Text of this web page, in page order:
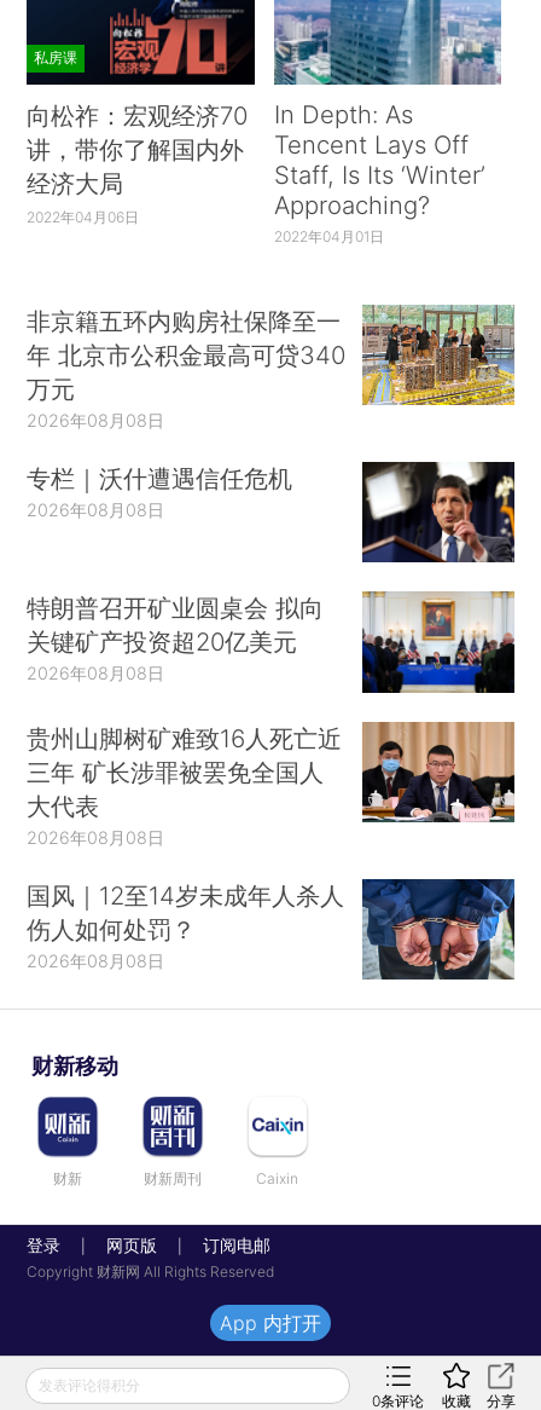
私房课
向松祚：宏观经济70
讲，带你了解国内外
经济大局
2022年04月06日
In Depth: As
Tencent Lays Off
Staff, Is Its ‘Winter’
Approaching?
2022年04月01日
非京籍五环内购房社保降至一
年 北京市公积金最高可贷340
万元
2026年08月08日
专栏｜沃什遭遇信任危机
2026年08月08日
特朗普召开矿业圆桌会 拟向
关键矿产投资超20亿美元
2026年08月08日
贵州山脚树矿难致16人死亡近
三年 矿长涉罪被罢免全国人
大代表
2026年08月08日
国风｜12至14岁未成年人杀人
伤人如何处罚？
2026年08月08日
财新移动
财新 财新周刊 Caixin
登录 网页版 订阅电邮
Copyright 财新网 All Rights Reserved
发表评论得积分
0条评论 收藏 分享
App 内打开